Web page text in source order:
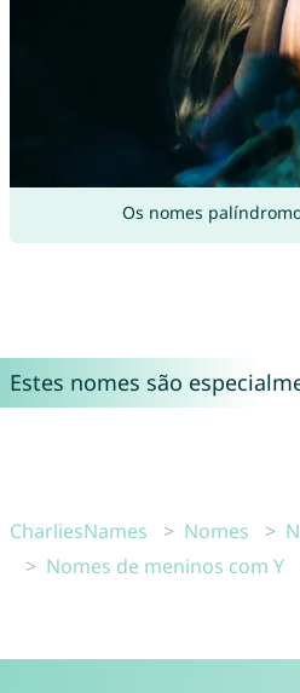
Os nomes
Estes nomes são
CharliesNames Nomes
Nomes de meninos com Y